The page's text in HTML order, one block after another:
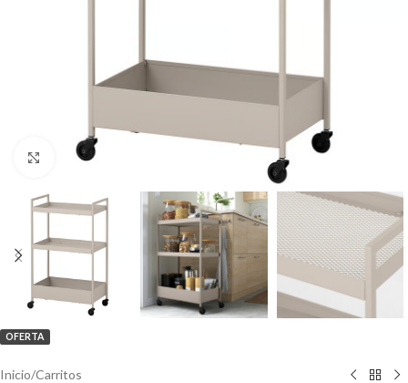
Clic para ampliar
OFERTA
Inicio/Carritos